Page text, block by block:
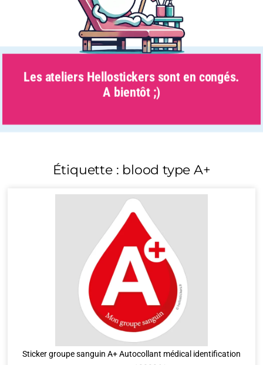
Les ateliers Hellostickers sont en congés.
A bientôt ;)
Étiquette : blood type A+
Sticker groupe sanguin A+ Autocollant médical identification